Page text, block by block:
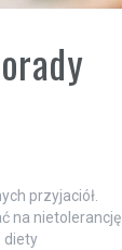
przyjaciół.
na nietolerancję
diety